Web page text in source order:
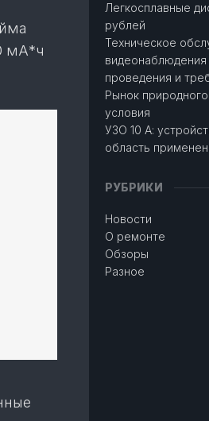
мА*ч
Легкосплавные
рублей
Техническое
проведения и
Рынок
условия
УЗО 10 А:
область
РУБРИКИ
Новости
О ремонте
Обзоры
Разное